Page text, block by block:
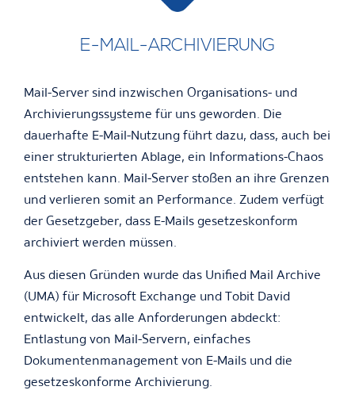
E-MAIL-ARCHIVIERUNG
Mail-Server sind inzwischen Organisations- und
Archivierungssysteme für uns geworden. Die
dauerhafte E-Mail-Nutzung führt dazu, dass, auch bei
einer strukturierten Ablage, ein Informations-Chaos
entstehen kann. Mail-Server stoßen an ihre Grenzen
und verlieren somit an Performance. Zudem verfügt
der Gesetzgeber, dass E-Mails gesetzeskonform
archiviert werden müssen.
Aus diesen Gründen wurde das Unified Mail Archive
(UMA) für Microsoft Exchange und Tobit David
entwickelt, das alle Anforderungen abdeckt:
Entlastung von Mail-Servern, einfaches
Dokumentenmanagement von E-Mails und die
gesetzeskonforme Archivierung.